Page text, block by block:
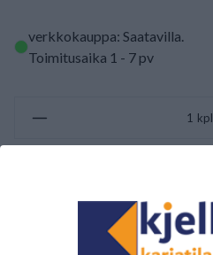
verkkokauppa: Saatavilla.
Toimitusaika 1 - 7 pv
kpl
ARVOSTELUJEN YHTEENVETO